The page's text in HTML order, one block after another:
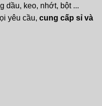
dầu, keo, nhớt, bột ...
yêu cầu, cung cấp sỉ và